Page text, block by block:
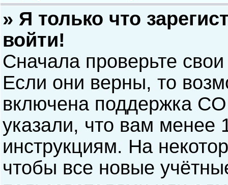
» Я только что
войти!
Сначала проверьте
Если они верны, то
включена поддержка
указали, что вам менее
инструкциям. На
чтобы все новые